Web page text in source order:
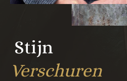
Stijn
Verschuren